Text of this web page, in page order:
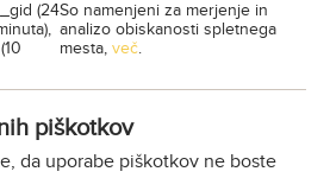
_gid (24So namenjeni za merjenje in
analizo obiskanosti spletnega
mesta, več.
piškotkov
da uporabe piškotkov ne boste